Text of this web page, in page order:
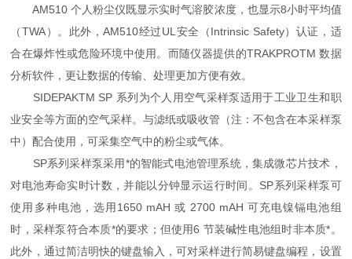
AM510 个人粉尘仪既显示实时气溶胶浓度，也显示8小时平均值
（TWA）。此外，AM510经过UL安全（Intrinsic Safety）认证，适
合在爆炸性或危险环境中使用。而随仪器提供的TRAKPROTM 数据
分析软件，更让数据的传输、处理更加方便有效。
SIDEPAKTM SP 系列为个人用空气采样泵适用于工业卫生和职
业安全等方面的空气采样。与滤纸或吸收管（注：不包含在本采样泵
中）配合使用，可采集空气中的粉尘或气体。
SP系列采样泵采用*的智能式电池管理系统，集成微芯片技术，
对电池寿命实时计数，并能以分钟显示运行时间。SP系列采样泵可
使用多种电池，选用1650 mAH 或 2700 mAH 可充电镍镉电池组
时，采样泵符合本质*的要求；但使用6 节装碱性电池组时非本质*。
此外，通过简洁明快的键盘输入，可对采样进行简易键盘编程，设置